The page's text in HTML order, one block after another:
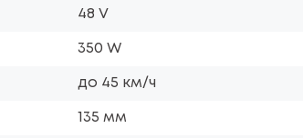
48 V
350 W
до 45 км/ч
135 мм